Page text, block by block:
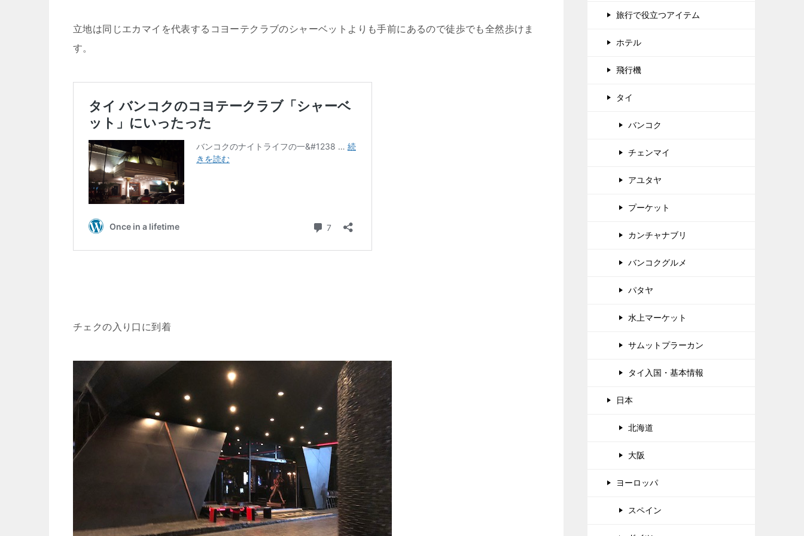
立地は同じエカマイを代表するコヨーテクラブのシャーベットよりも手前にあるので徒歩でも全然歩けま
す。
チェクの入り口に到着
旅行で役立つアイテム
ホテル
飛行機
タイ
バンコク
チェンマイ
アユタヤ
プーケット
カンチャナブリ
バンコクグルメ
パタヤ
水上マーケット
サムットプラーカン
タイ入国・基本情報
日本
北海道
大阪
ヨーロッパ
スペイン